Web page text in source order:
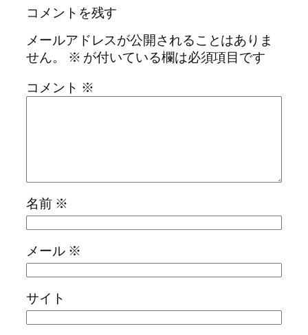
コメントを残す
メールアドレスが公開されることはありま
せん。
※ が付いている欄は必須項目です
コメント ※
名前 ※
メール ※
サイト